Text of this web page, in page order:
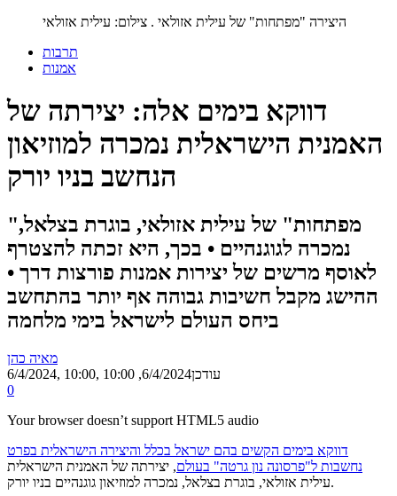
היצירה "מפתחות" של עילית אזולאי . צילום: עילית אזולאי
תרבות
אמנות
דווקא בימים אלה: יצירתה של
האמנית הישראלית נמכרה למוזיאון
הנחשב בניו יורק
"מפתחות" של עילית אזולאי, בוגרת בצלאל,
נמכרה לגוגנהיים • בכך, היא זכתה להצטרף
לאוסף מרשים של יצירות אמנות פורצות דרך •
ההישג מקבל חשיבות גבוהה אף יותר בהתחשב
ביחס העולם לישראל בימי מלחמה
מאיה כהן
6/4/2024, 10:00
, עודכן6/4/2024, 10:00
0
Your browser doesn’t support HTML5 audio
דווקא בימים הקשים בהם ישראל בכלל והיצירה הישראלית בפרט
נחשבות ל"פרסונה נון גרטה" בעולם, יצירתה של האמנית הישראלית
עילית אזולאי, בוגרת בצלאל, נמכרה למוזיאון גוגנהיים בניו יורק.